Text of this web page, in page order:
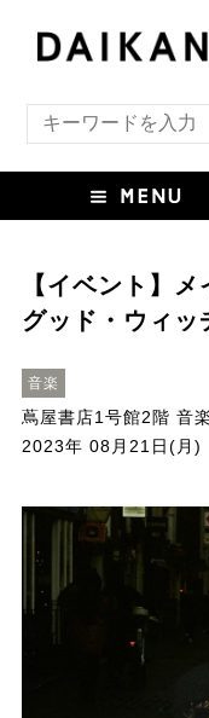
【イベント】
グッド・ウィッ
音楽
蔦屋書店1号館2階 音
2023年 08月21日(月)